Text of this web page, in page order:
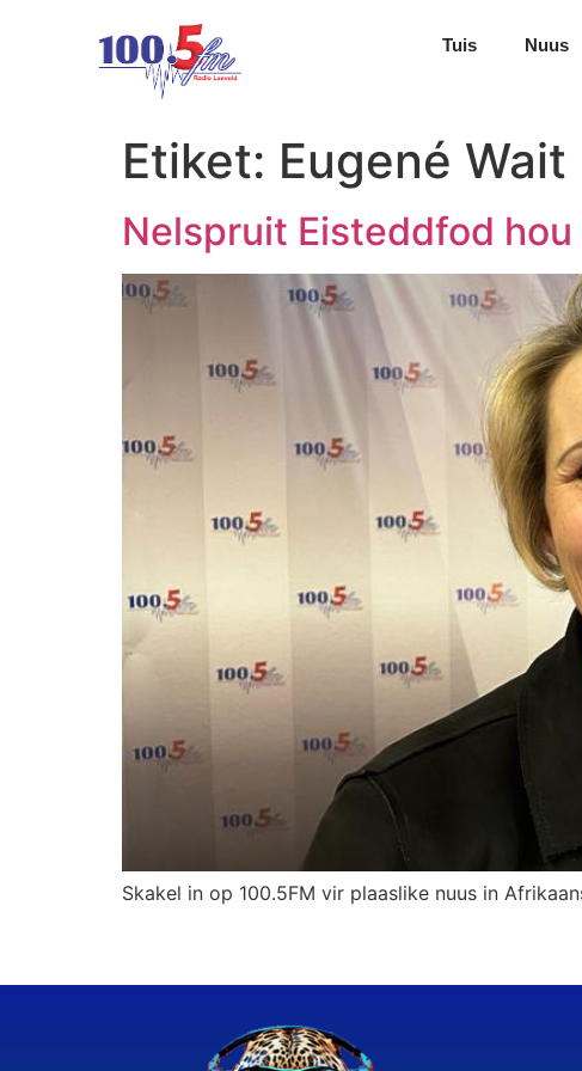
Tuis Nuus
Etiket: Eugené Wait
Nelspruit Eisteddfod
Skakel in op 100.5FM vir plaaslike nuus in